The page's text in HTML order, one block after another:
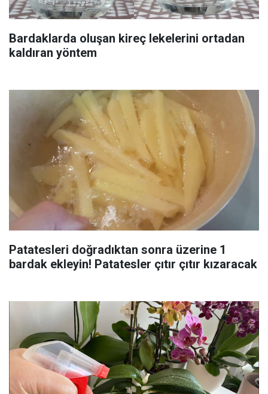
Bardaklarda oluşan kireç lekelerini ortadan
kaldıran yöntem
Patatesleri doğradıktan sonra üzerine 1
bardak ekleyin! Patatesler çıtır çıtır kızaracak